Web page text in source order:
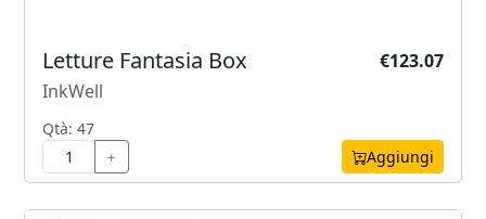
Letture Fantasia Box
InkWell
€123.07
Qtà: 47
Aggiungi